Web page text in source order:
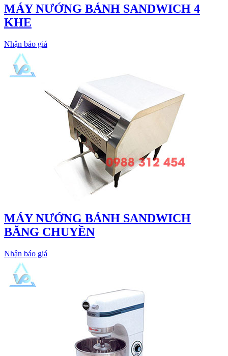
MÁY NƯỚNG BÁNH SANDWICH 4
KHE
Nhận báo giá
MÁY NƯỚNG BÁNH SANDWICH
BĂNG CHUYỀN
Nhận báo giá